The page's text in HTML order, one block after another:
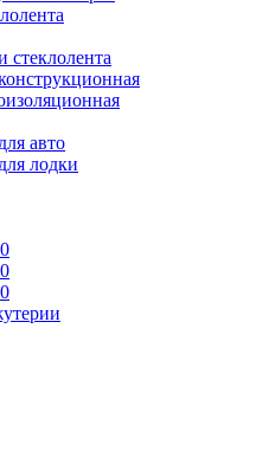
стеклолента
авто
лодки